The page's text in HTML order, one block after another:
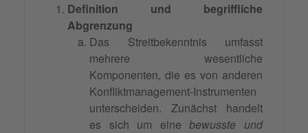
Definition und begriffliche
Abgrenzung
Das Streitbekenntnis umfasst
mehrere wesentliche
Komponenten, die es von anderen
Konfliktmanagement-Instrumenten
unterscheiden. Zunächst handelt
es sich um einebewusste und